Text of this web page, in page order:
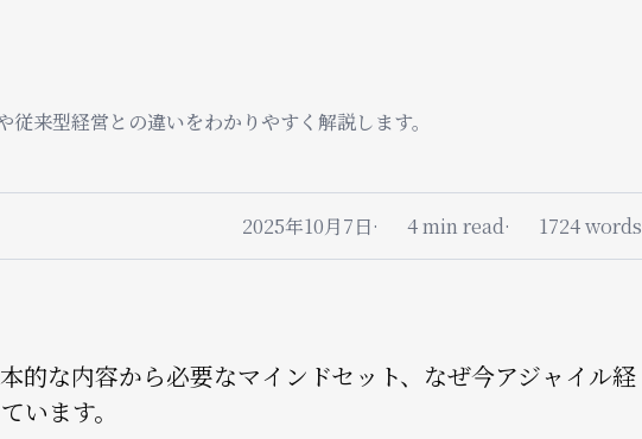
来型経営との違いをわかりやすく解説します。
2025年10月7日 4 min read
1724 words
的な内容から必要なマインドセット、なぜ今アジャイル経
います。